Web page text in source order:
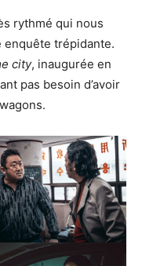
rythmé qui nous
enquête trépidante.
city, inaugurée en
pas besoin d’avoir